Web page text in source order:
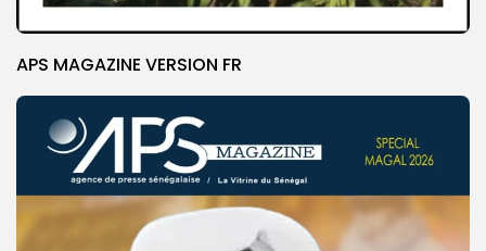
APS MAGAZINE VERSION FR